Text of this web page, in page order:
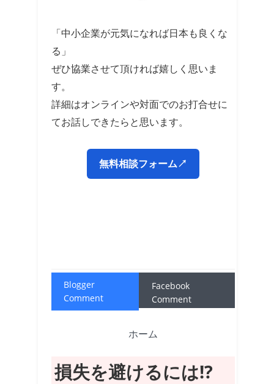
「中小企業が元気になれば日本も良くな
る」
ぜひ協業させて頂ければ嬉しく思いま
す。
詳細はオンラインや対面でのお打合せに
てお話しできたらと思います。
無料相談フォーム↗
Blogger
Comment
Facebook
Comment
ホーム
損失を避けるには!?